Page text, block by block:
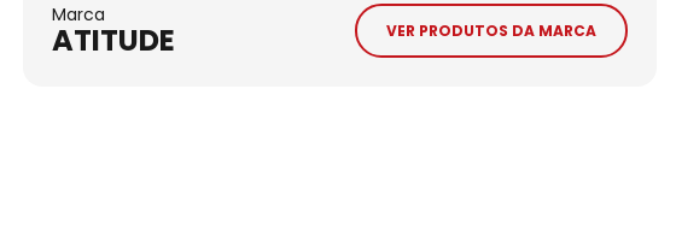
Marca
ATITUDE VER PRODUTOS DA MARCA